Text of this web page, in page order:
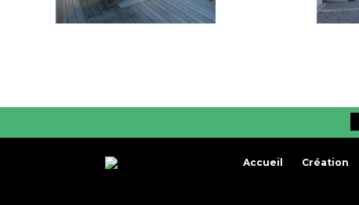
Accueil Création